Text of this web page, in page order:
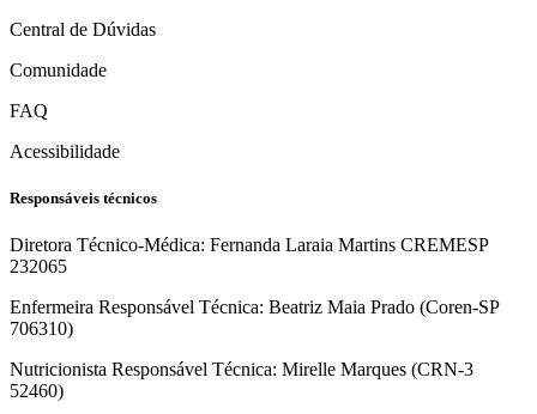
Central de Dúvidas
Comunidade
FAQ
Acessibilidade
Responsáveis técnicos
Diretora Técnico-Médica: Fernanda Laraia Martins CREMESP
232065
Enfermeira Responsável Técnica: Beatriz Maia Prado (Coren-SP
706310)
Nutricionista Responsável Técnica: Mirelle Marques (CRN-3
52460)